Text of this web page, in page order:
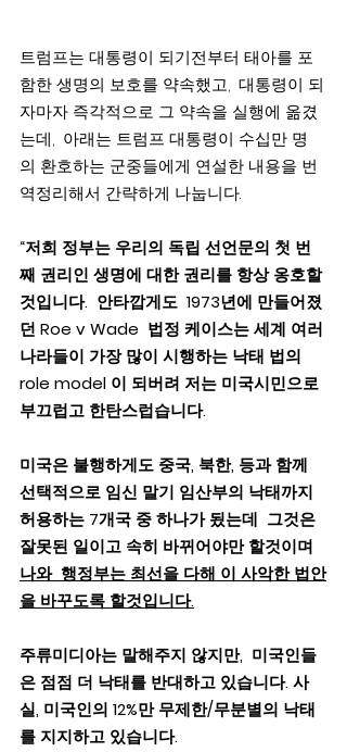
트럼프는 대통령이 되기전부터 태아를 포
함한 생명의 보호를 약속했고,  대통령이 되
자마자 즉각적으로 그 약속을 실행에 옮겼
는데,  아래는 트럼프 대통령이 수십만 명
의 환호하는 군중들에게 연설한 내용을 번
역정리해서 간략하게 나눕니다.
“저희 정부는 우리의 독립 선언문의 첫 번
째 권리인 생명에 대한 권리를 항상 옹호할
것입니다.  안타깝게도  1973년에 만들어졌
던 Roe v Wade  법정 케이스는 세계 여러
나라들이 가장 많이 시행하는 낙태 법의
role model 이 되버려 저는 미국시민으로
부끄럽고 한탄스럽습니다.
미국은 불행하게도 중국, 북한, 등과 함께
선택적으로 임신 말기 임산부의 낙태까지
허용하는 7개국 중 하나가 됬는데  그것은
잘못된 일이고 속히 바뀌어야만 할것이며
나와  행정부는 최선을 다해 이 사악한 법안
을 바꾸도록 할것입니다.
주류미디아는 말해주지 않지만,  미국인들
은 점점 더 낙태를 반대하고 있습니다. 사
실, 미국인의 12%만 무제한/무분별의 낙태
를 지지하고 있습니다.